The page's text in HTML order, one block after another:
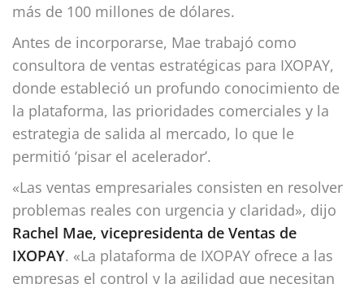
más de 100 millones de dólares.
Antes de incorporarse, Mae trabajó como
consultora de ventas estratégicas para IXOPAY,
donde estableció un profundo conocimiento de
la plataforma, las prioridades comerciales y la
estrategia de salida al mercado, lo que le
permitió ‘pisar el acelerador’.
«Las ventas empresariales consisten en resolver
problemas reales con urgencia y claridad», dijo
Rachel Mae, vicepresidenta de Ventas de
IXOPAY. «La plataforma de IXOPAY ofrece a las
empresas el control y la agilidad que necesitan